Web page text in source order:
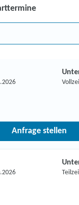
Anfrage stellen